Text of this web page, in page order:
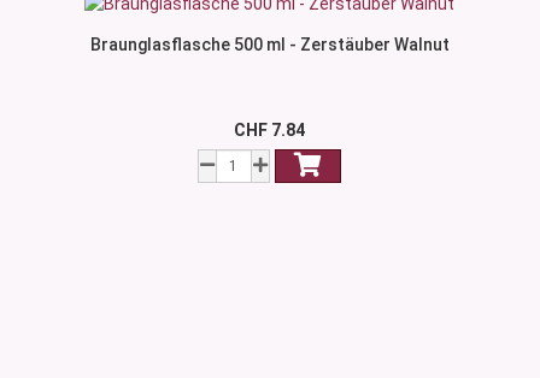
Braunglasflasche 500 ml - Zerstäuber Walnut
CHF 7.84